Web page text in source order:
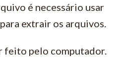
é necessário usar
extrair os arquivos.
feito pelo computador.